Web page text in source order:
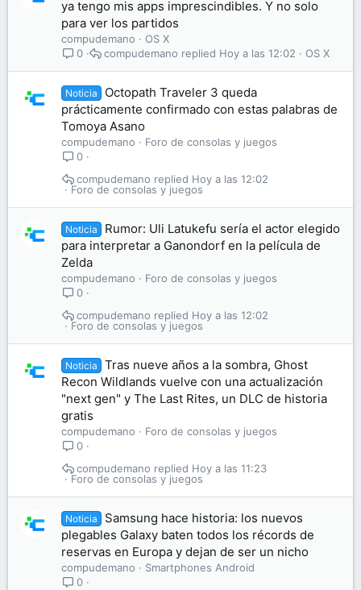
ya tengo mis apps imprescindibles. Y no solo
para ver los partidos
compudemano
OS X
0
OS X
Hoy a las 12:02
compudemano
Noticia
Octopath Traveler 3 queda
prácticamente confirmado con estas palabras de
Tomoya Asano
compudemano
Foro de consolas y juegos
0
Foro de consolas y juegos
Hoy a las 12:02
compudemano
Noticia
Rumor: Uli Latukefu sería el actor elegido
para interpretar a Ganondorf en la película de
Zelda
compudemano
Foro de consolas y juegos
0
Foro de consolas y juegos
Hoy a las 12:02
compudemano
Noticia
Tras nueve años a la sombra, Ghost
Recon Wildlands vuelve con una actualización
"next gen" y The Last Rites, un DLC de historia
gratis
compudemano
Foro de consolas y juegos
0
Foro de consolas y juegos
Hoy a las 11:23
compudemano
Noticia
Samsung hace historia: los nuevos
plegables Galaxy baten todos los récords de
reservas en Europa y dejan de ser un nicho
compudemano
Smartphones Android
0